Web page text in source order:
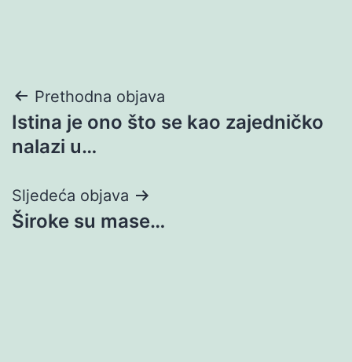
Navigacija
objava
Prethodna objava
Istina je ono što se kao zajedničko
nalazi u…
Sljedeća objava
Široke su mase…